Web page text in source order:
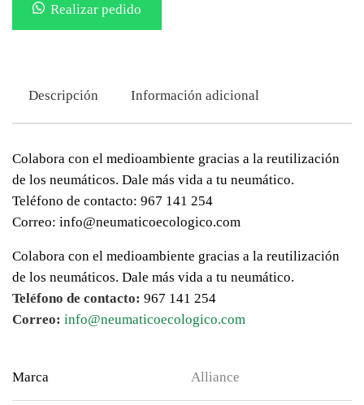
Realizar pedido
Descripción Información adicional
Colabora con el medioambiente gracias a la reutilización
de los neumáticos. Dale más vida a tu neumático.
Teléfono de contacto: 967 141 254
Correo: info@neumaticoecologico.com
Colabora con el medioambiente gracias a la reutilización
de los neumáticos. Dale más vida a tu neumático.
Teléfono de contacto: 967 141 254
Correo: info@neumaticoecologico.com
Marca Alliance